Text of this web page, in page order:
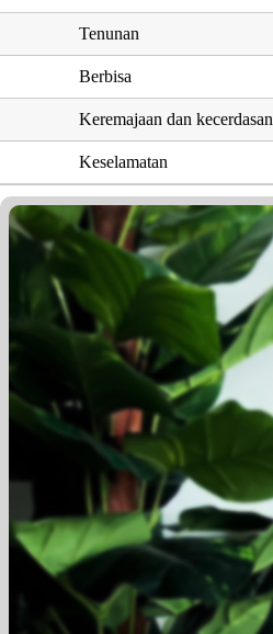
Tenunan
Berbisa
Keremajaan dan kecerdasan
Keselamatan